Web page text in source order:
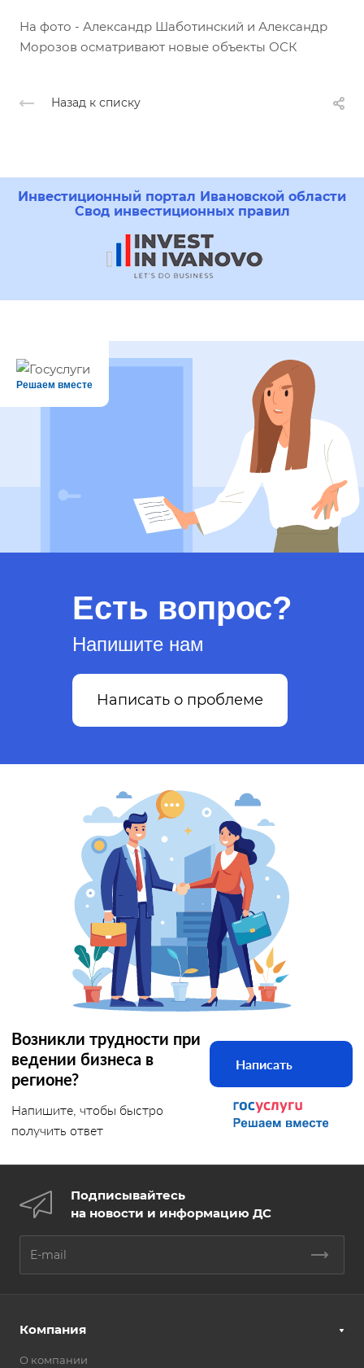
На фото - Александр Шаботинский и Александр
Морозов осматривают новые объекты ОСК
Назад к списку
Инвестиционный портал Ивановской области
Свод инвестиционных правил
Есть вопрос?
Напишите нам
Написать о проблеме
Решаем вместе
Возникли трудности при
ведении бизнеса в
регионе?
Напишите, чтобы быстро
получить ответ
Написать
Подписывайтесь
на новости и информацию ДС
Компания
О компании